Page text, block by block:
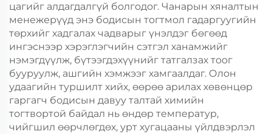
цагийг алдагдалгүй болгодог. Чанарын хяналтын
менежерүүд энэ бодисын тогтмол гадаргуугийн
төрхийг хадгалах чадварыг үнэлдэг бөгөөд
ингэснээр хэрэглэгчийн сэтгэл ханамжийг
нэмэгдүүлж, бүтээгдэхүүнийг татгалзах тоог
бууруулж, ашгийн хэмжээг хамгаалдаг. Олон
удаагийн туршилт хийх, өөрөө арилах хөвөнцөр
гаргагч бодисын давуу талтай химийн
тогтвортой байдал нь өндөр температур,
чийгшил өөрчлөгдөх, урт хугацааны үйлдвэрлэл